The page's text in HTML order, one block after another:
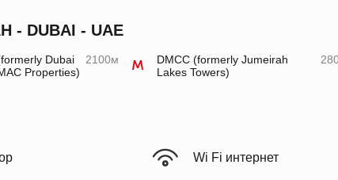
- DUBAI - UAE
Dubai
Properties)
2100м
DMCC (formerly Jumeirah
Lakes Towers)
Wi Fi интернет